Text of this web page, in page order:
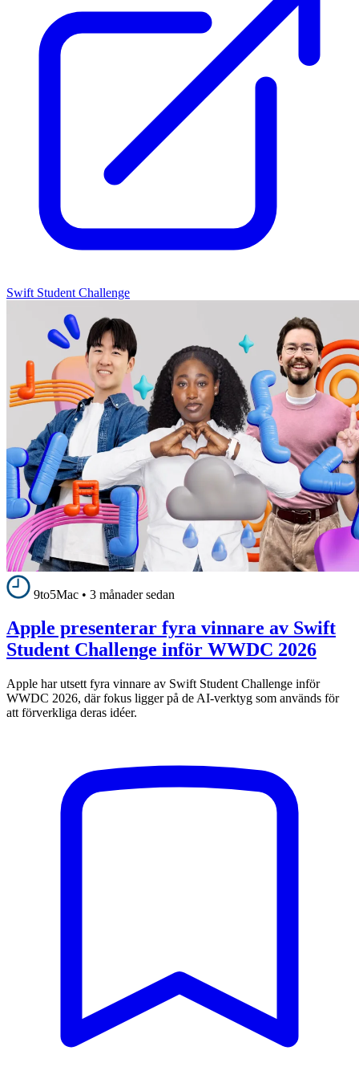
Swift Student Challenge
9to5Mac • 3 månader sedan
Apple presenterar fyra vinnare av Swift
Student Challenge inför WWDC 2026
Apple har utsett fyra vinnare av Swift Student Challenge inför
WWDC 2026, där fokus ligger på de AI-verktyg som används för
att förverkliga deras idéer.